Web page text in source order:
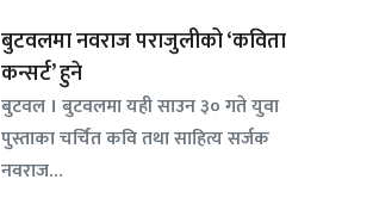
बुटवलमा नवराज पराजुलीको ‘कविता
कन्सर्ट’ हुने
बुटवल । बुटवलमा यही साउन ३० गते युवा
पुस्ताका चर्चित कवि तथा साहित्य सर्जक
नवराज…